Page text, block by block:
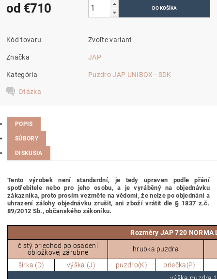
od €710
Kód tovaru Zvoľte variant
Značka JAP
Kategória Puzdro JAP UNIBOX - SDK
Otázka
POPIS
SÚBORY
DISKUSIA
Tento výrobek není standardní, je tedy upraven podle přání
spotřebitele nebo pro jeho osobu, a je vyráběný na objednávku
zákazníka, proto prosím vezměte na vědomí, že nelze po objednání a
uhrazení zálohy objednávku zrušit, ani zboží vrátit dle § 1837 z.č.
89/2012 Sb., občanského zákoníku.
Rozměry JAP 720 NORMA
čistý priechod po osadení
obložkovej zárubne
hrubka puzdra
širka (D) výška (J) puzdro(K)
priečka(P)